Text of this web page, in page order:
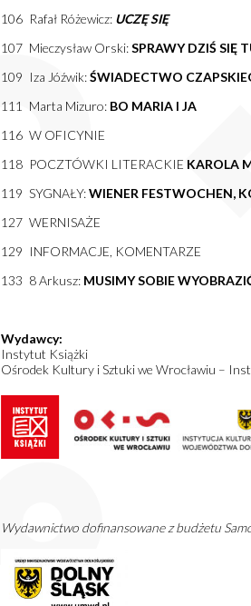
106 Rafał Różewicz: UCZĘ SIĘ
107 Mieczysław Orski:SPRAWY DZIŚ SIĘ
109 Iza Jóźwik:ŚWIADECTWO
111 Marta Mizuro: BO MARIA I JA
116 W OFICYNIE
118 POCZTÓWKI LITERACKIE KAROLA
119 SYGNAŁY:WIENER FESTWOCHEN,
127 WERNISAŻE
129 INFORMACJE, KOMENTARZE
133 8 Arkusz: MUSIMY SOBIE
Wydawcy:
Instytut Książki
Ośrodek Kultury i Sztuki we Wrocławiu –
Wydawnictwo dofinansowane z budżetu